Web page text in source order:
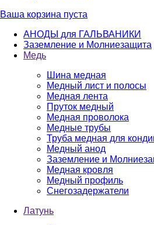
Ваша корзина пуста
АНОДЫ для ГАЛЬВАНИКИ
Заземление и Молниезащита
Медь
Шина медная
Медный лист и полосы
Медная лента
Пруток медный
Медная проволока
Медные трубы
Труба медная для
Медный анод
Заземление и
Медная кровля
Медный профиль
Снегозадержатели
Латунь